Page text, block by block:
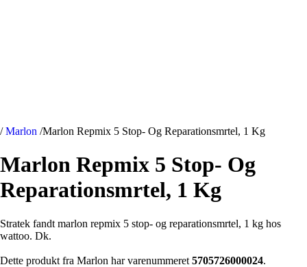
/ Marlon /Marlon Repmix 5 Stop- Og Reparationsmrtel, 1 Kg
Marlon Repmix 5 Stop- Og
Reparationsmrtel, 1 Kg
Stratek fandt marlon repmix 5 stop- og reparationsmrtel, 1 kg hos
wattoo. Dk.
Dette produkt fra Marlon har varenummeret 5705726000024.